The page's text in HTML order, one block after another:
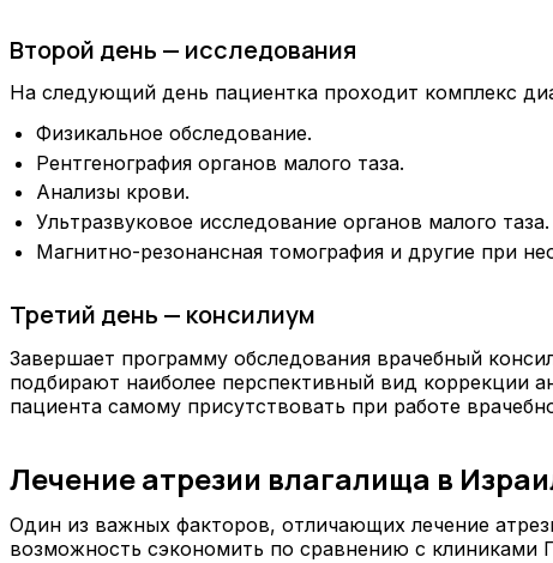
Второй день — исследования
На следующий день пациентка проходит комплекс
Физикальное обследование.
Рентгенография органов малого таза.
Анализы крови.
Ультразвуковое исследование органов малого таза.
Магнитно-резонансная томография и другие при
Третий день — консилиум
Завершает программу обследования врачебный
подбирают наиболее перспективный вид коррекции
пациента самому присутствовать при работе
Лечение атрезии влагалища в
Один из важных факторов, отличающих лечение
возможность сэкономить по сравнению с